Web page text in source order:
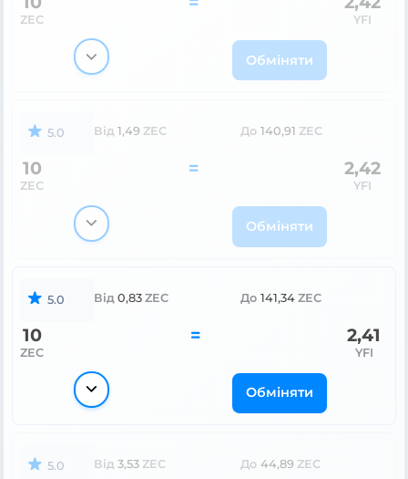
ZEC YFI
Обміняти
5.0 Від 1,49 ZEC До 140,91 ZEC
10
ZEC
= 2,42
YFI
Обміняти
5.0 Від 0,83 ZEC До 141,34 ZEC
10
ZEC
= 2,41
YFI
Обміняти
5.0 Від 3,53 ZEC До 44,89 ZEC